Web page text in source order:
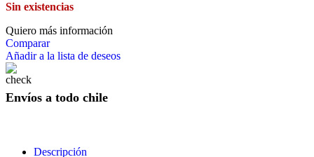
Sin existencias
Quiero más información
Comparar
Añadir a la lista de deseos
Envíos a todo chile
Descripción